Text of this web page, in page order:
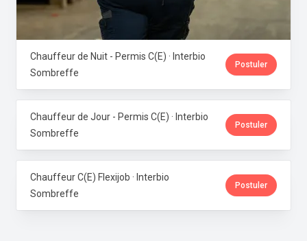
Chauffeur de Nuit - Permis C(E) · Interbio
Sombreffe
Postuler
Chauffeur de Jour - Permis C(E) · Interbio
Sombreffe
Postuler
Chauffeur C(E) Flexijob · Interbio
Sombreffe
Postuler